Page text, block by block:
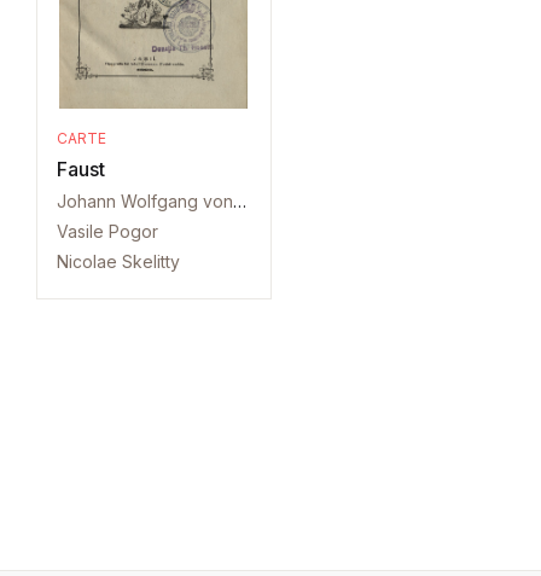
CARTE
Faust
Johann Wolfgang von Goethe
Vasile Pogor
Nicolae Skelitty